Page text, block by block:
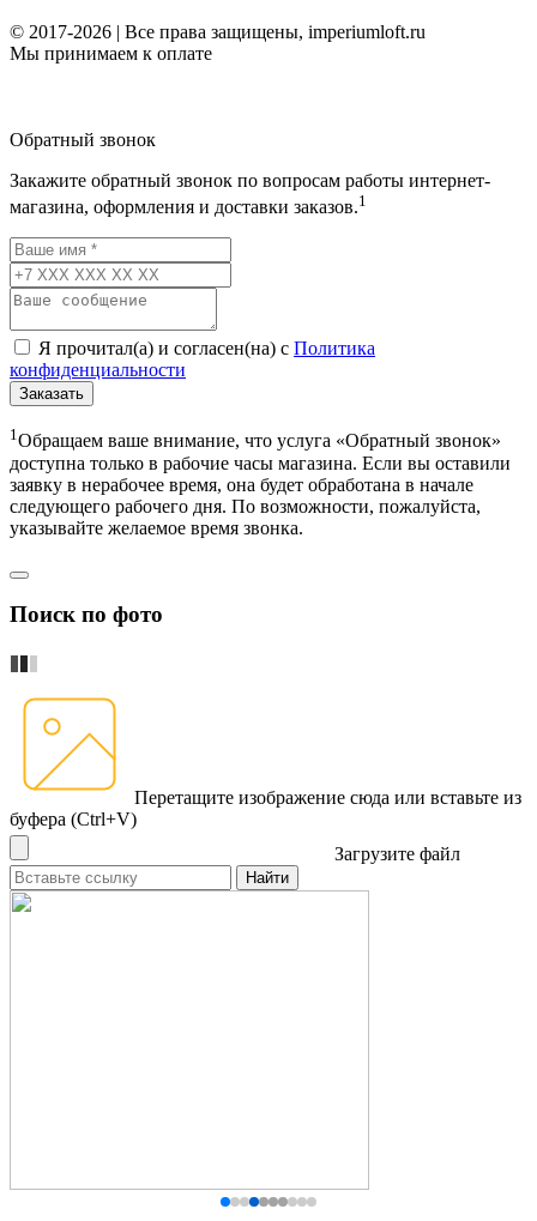
© 2017-2026 | Все права защищены, imperiumloft.ru
Мы принимаем к оплате
Обратный звонок
Закажите обратный звонок по вопросам работы интернет-
магазина, оформления и доставки заказов.1
Я прочитал(а) и согласен(на) с Политика
конфиденциальности
Заказать
1Обращаем ваше внимание, что услуга «Обратный звонок»
доступна только в рабочие часы магазина. Если вы оставили
заявку в нерабочее время, она будет обработана в начале
следующего рабочего дня. По возможности, пожалуйста,
указывайте желаемое время звонка.
Поиск по фото
Перетащите изображение сюда или вставьте из
буфера (Ctrl+V)
Загрузите файл
Найти